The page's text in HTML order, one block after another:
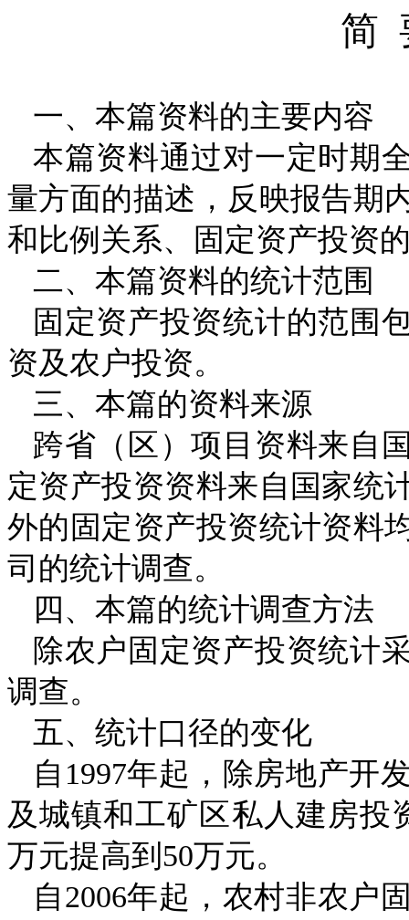
简
一、本篇资料的主要内容
本篇资料通过对一定时期
量方面的描述，反映报告期
和比例关系、固定资产投资
二、本篇资料的统计范围
固定资产投资统计的范围
资及农户投资。
三、本篇的资料来源
跨省（区）项目资料来自
定资产投资资料来自国家统
外的固定资产投资统计资料
司的统计调查。
四、本篇的统计调查方法
除农户固定资产投资统计
调查。
五、统计口径的变化
自 1997年起，除房地产开
及城镇和工矿区私人建房投
万元提高到 50万元。
自2006年起，农村非农户